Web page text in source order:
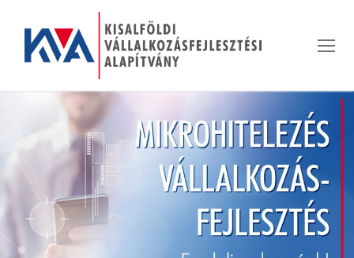
tartalomra